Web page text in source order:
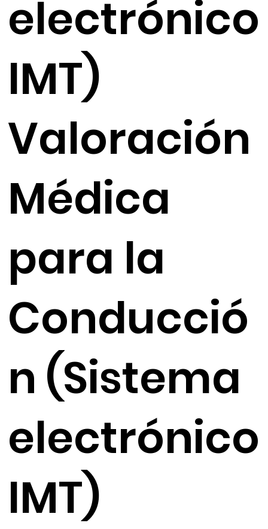
electrónico
IMT)
Valoración
Médica
para la
Conducció
n (Sistema
electrónico
IMT)